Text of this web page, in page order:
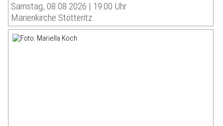
Samstag, 08.08.2026 | 19:00 Uhr
Marienkirche Stötteritz